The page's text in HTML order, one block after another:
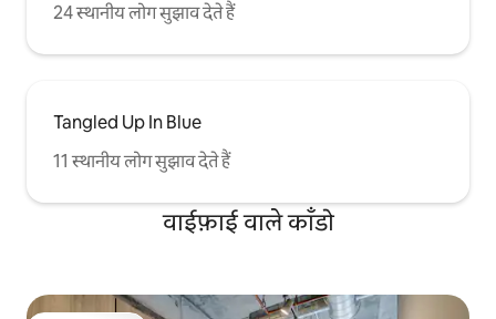
कुरकुरा मिनेसोटा सर्दियों की हवा से गहरी सांस लें -
अलावा, केवल दस मिनट की ड्राइव आपको एफ्टन
के लिए, ट्रीहाउस में 2 निजी बेडरूम हैं: बेडरूम 1 में एक
क्वीन बेड है। बेडरूम 2 में एक बेडरूम है जिसमें संलग्न
आधे बाथरूम के साथ मानक सोफा बेड है, जो गुप्त
के लिए, एक आकर्षक छुट्टी अनुभव के लिए आप
कभी नहीं भूल जाएगा में इस शानदार करामाती
24 स्थानीय लोग सुझाव देते हैं
Tangled Up In Blue
11 स्थानीय लोग सुझाव देते हैं
वाईफ़ाई वाले काँडो